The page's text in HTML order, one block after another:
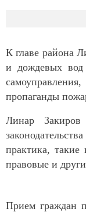
К главе района
и дождевых вод
пропаганды
Линар
практика,
правовые и
Прием граждан